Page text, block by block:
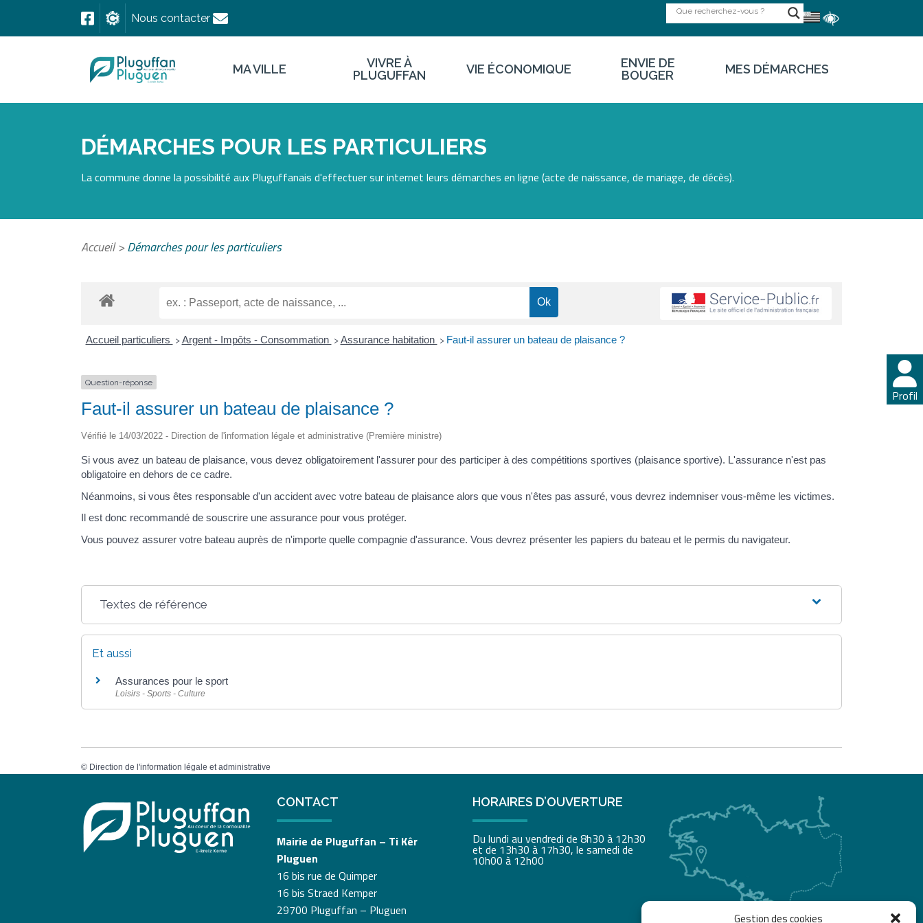
Gestion des cookies
Nous contacter
MA VILLE
VIVRE À
PLUGUFFAN
VIE ÉCONOMIQUE
ENVIE DE
BOUGER
MES DÉMARCHES
DÉMARCHES POUR LES PARTICULIERS
La commune donne la possibilité aux Pluguffanais d'effectuer sur internet leurs démarches en ligne (acte de naissance, de mariage, de décès).
Profil
Accueil>Démarches pour les particuliers
Accueil particuliers > Argent - Impôts - Consommation > Assurance habitation > Faut-il assurer un bateau de plaisance ?
Question-réponse
Faut-il assurer un bateau de plaisance ?
Vérifié le 14/03/2022 - Direction de l'information légale et administrative (Première ministre)
Si vous avez un bateau de plaisance, vous devez obligatoirement l'assurer pour des participer à des compétitions sportives (plaisance sportive). L'assurance n'est pas
obligatoire en dehors de ce cadre.
Néanmoins, si vous êtes responsable d'un accident avec votre bateau de plaisance alors que vous n'êtes pas assuré, vous devrez indemniser vous-même les victimes.
Il est donc recommandé de souscrire une assurance pour vous protéger.
Vous pouvez assurer votre bateau auprès de n'importe quelle compagnie d'assurance. Vous devrez présenter les papiers du bateau et le permis du navigateur.
Textes de référence
Et aussi
Assurances pour le sport
Loisirs - Sports - Culture
© Direction de l'information légale et administrative
CONTACT
Mairie de Pluguffan – Ti Kêr
Pluguen
16 bis rue de Quimper
16 bis Straed Kemper
29700 Pluguffan – Pluguen
HORAIRES D’OUVERTURE
Du lundi au vendredi de 8h30 à 12h30
et de 13h30 à 17h30, le samedi de
10h00 à 12h00